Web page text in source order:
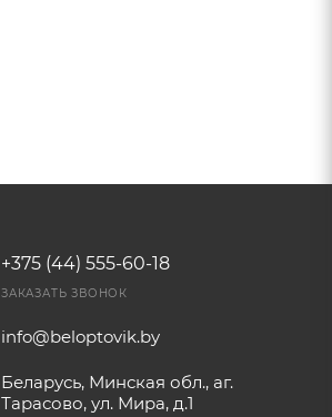
+375 (44) 555-60-18
ЗАКАЗАТЬ ЗВОНОК
info@beloptovik.by
Беларусь, Минская обл., аг.
Тарасово, ул. Мира, д.1